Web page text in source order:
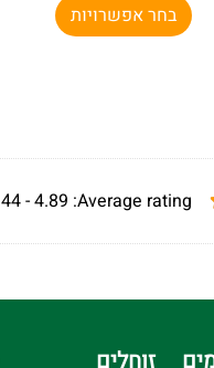
בחר אפשרויות
Average rating:
4.89 -
44
זוחלים